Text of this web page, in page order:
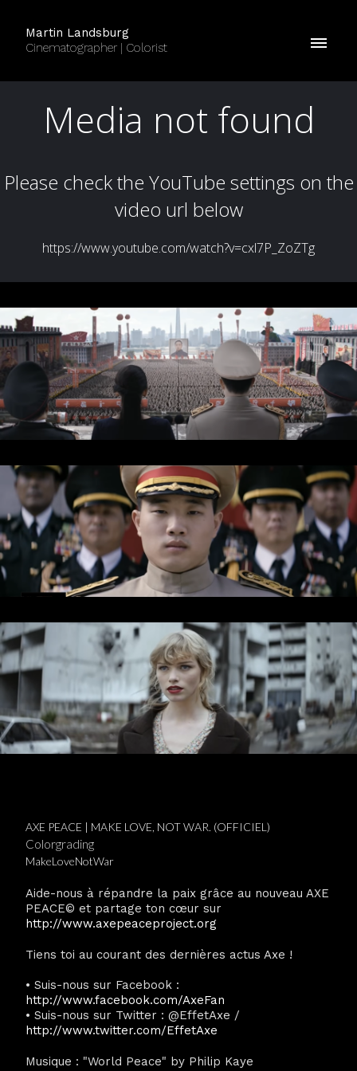
Martin Landsburg
Cinematographer | Colorist
AXE PEACE | MAKE LOVE, NOT WAR. (OFFICIEL)
Colorgrading
MakeLoveNotWar
Aide-nous à répandre la paix grâce au nouveau AXE
PEACE© et partage ton cœur sur
http://www.axepeaceproject.org
Tiens toi au courant des dernières actus Axe !
• Suis-nous sur Facebook :
http://www.facebook.com/AxeFan
• Suis-nous sur Twitter : @EffetAxe /
http://www.twitter.com/EffetAxe
Musique : "World Peace" by Philip Kaye